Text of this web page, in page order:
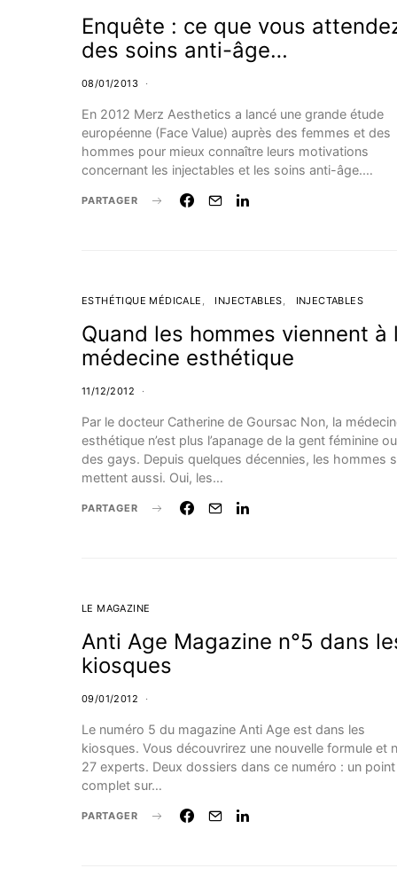
Enquête : ce que vous
des soins anti-âge…
08/01/2013
En 2012 Merz Aesthetics a lancé une grande étude
européenne (Face Value) auprès des femmes et des
hommes pour mieux connaître leurs motivations
concernant les injectables et les soins anti-âge.…
PARTAGER
ESTHÉTIQUE MÉDICALE INJECTABLES INJECTABLES
Quand les hommes viennent à
médecine esthétique
11/12/2012
Par le docteur Catherine de Goursac Non, la
esthétique n’est plus l’apanage de la gent féminine ou
des gays. Depuis quelques décennies, les hommes
mettent aussi. Oui, les…
PARTAGER
LE MAGAZINE
Anti Age Magazine n°5 dans
kiosques
09/01/2012
Le numéro 5 du magazine Anti Age est dans les
kiosques. Vous découvrirez une nouvelle formule et
27 experts. Deux dossiers dans ce numéro : un point
complet sur…
PARTAGER